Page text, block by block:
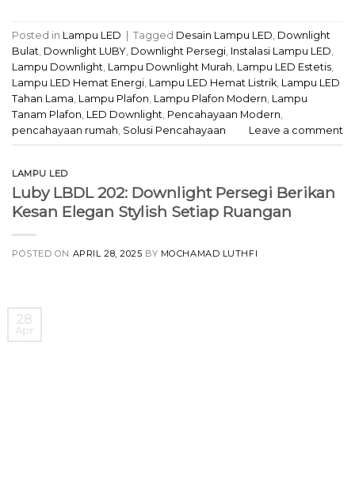
Posted in Lampu LED Tagged Desain Lampu LED Downlight
Bulat Downlight LUBY Downlight Persegi Instalasi Lampu LED
Lampu Downlight Lampu Downlight Murah Lampu LED Estetis
Lampu LED Hemat Energi Lampu LED Hemat Listrik Lampu LED
Tahan Lama Lampu Plafon Lampu Plafon Modern Lampu
Tanam Plafon LED Downlight Pencahayaan Modern
pencahayaan rumah Solusi Pencahayaan Leave a comment
LAMPU LED
Luby LBDL 202: Downlight Persegi Berikan
Kesan Elegan Stylish Setiap Ruangan
POSTED ON APRIL 28, 2025 BY MOCHAMAD LUTHFI